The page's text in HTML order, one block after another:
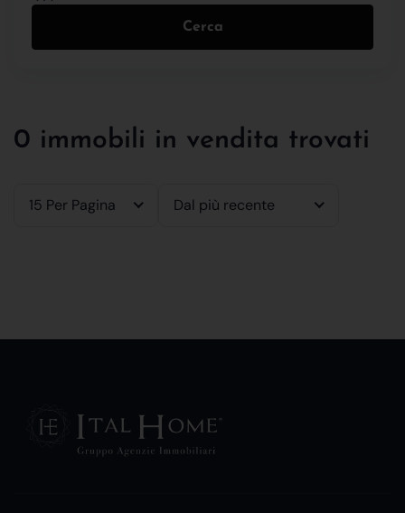
Cerca
0 immobili in vendita trovati
15 Per Pagina Dal più recente